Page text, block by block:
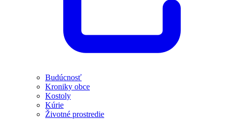
Budúcnosť
Kroniky obce
Kostoly
Kúrie
Životné prostredie